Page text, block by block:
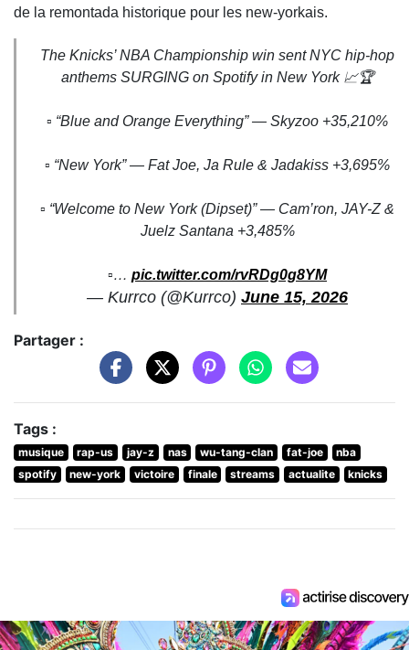
de la remontada historique pour les new-yorkais.
The Knicks’ NBA Championship win sent NYC hip-hop
anthems SURGING on Spotify in New York 📈🏆
▫️ “Blue and Orange Everything” — Skyzoo +35,210%
▫️ “New York” — Fat Joe, Ja Rule & Jadakiss +3,695%
▫️ “Welcome to New York (Dipset)” — Cam’ron, JAY-Z &
Juelz Santana +3,485%
▫️… pic.twitter.com/rvRDg0g8YM
— Kurrco (@Kurrco) June 15, 2026
Partager :
Tags :
musique rap-us jay-z nas wu-tang-clan fat-joe
nba
spotify
new-york victoire finale streams actualite knicks